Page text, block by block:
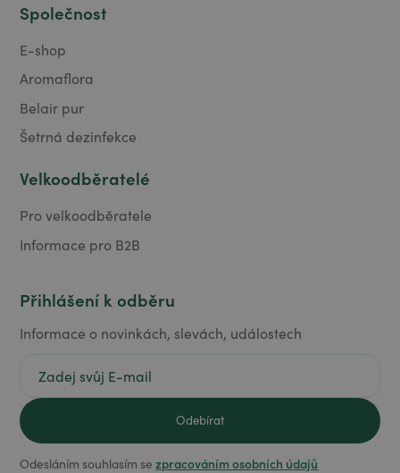
Společnost
E-shop
Aromaflora
Belair pur
Šetrná dezinfekce
Velkoodběratelé
Pro velkoodběratele
Informace pro B2B
Přihlášení k odběru
Informace o novinkách, slevách, událostech
Odesláním souhlasím sezpracováním osobních údajů